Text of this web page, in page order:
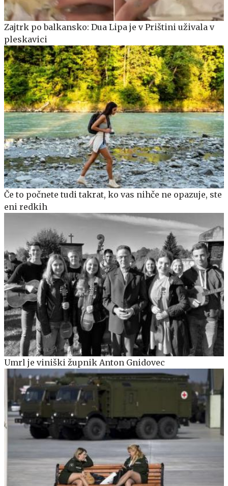
Zajtrk po balkansko: Dua Lipa je v Prištini uživala v
pleskavici
Če to počnete tudi takrat, ko vas nihče ne opazuje, ste
eni redkih
Umrl je viniški župnik Anton Gnidovec